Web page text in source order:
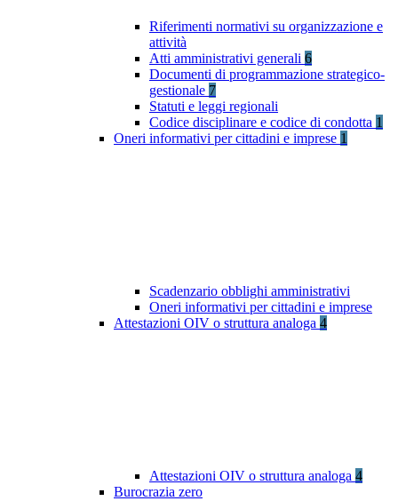
Riferimenti normativi su organizzazione e
attività
Atti amministrativi generali 6
Documenti di programmazione strategico-
gestionale 7
Statuti e leggi regionali
Codice disciplinare e codice di condotta 1
Oneri informativi per cittadini e imprese 1
Scadenzario obblighi amministrativi
Oneri informativi per cittadini e imprese
Attestazioni OIV o struttura analoga 4
Attestazioni OIV o struttura analoga 4
Burocrazia zero